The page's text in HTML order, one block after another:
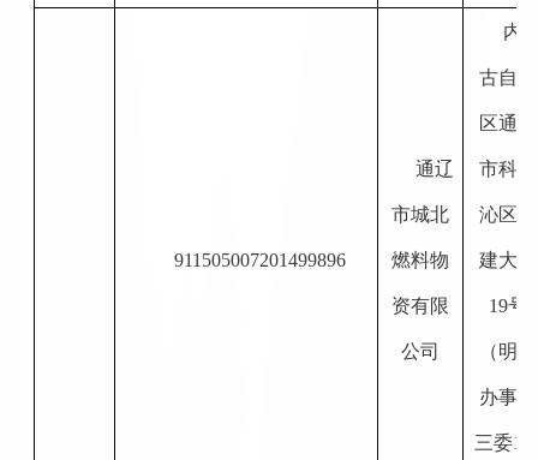
911505007201499896
通辽
市城北
燃料物
资有限
公司
内
古自治
区通辽
市科尔
沁区新
建大街
19号
（明仁
办事处
三委1